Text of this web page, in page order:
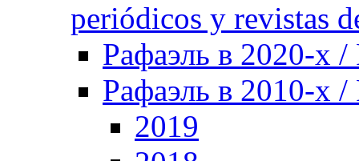
periódicos y revistas
Рафаэль в 2020-х /
Рафаэль в 2010-х /
2019